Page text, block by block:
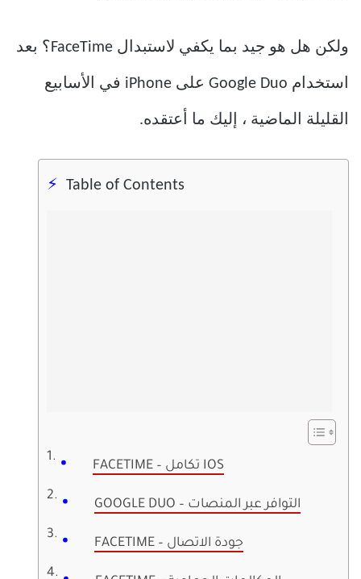
ولكن هل هو جيد بما يكفي لاستبدال FaceTime؟ بعد
استخدام Google Duo على iPhone في الأسابيع
القليلة الماضية ، إليك ما أعتقده.
Table of Contents
FACETIME – تكامل IOS
GOOGLE DUO – التوافر عبر المنصات
FACETIME – جودة الاتصال